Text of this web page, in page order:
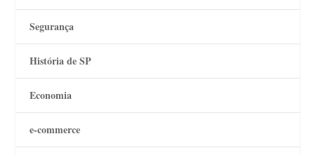
Segurança
História de SP
Economia
e-commerce